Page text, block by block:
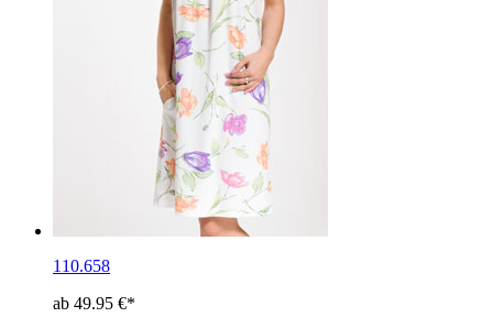
110.658
ab 49.95 €*